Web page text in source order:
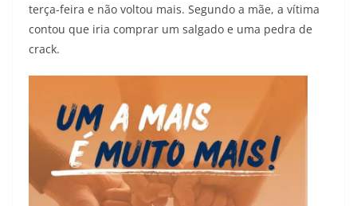
terça-feira e não voltou mais. Segundo a mãe, a vítima
contou que iria comprar um salgado e uma pedra de
crack.